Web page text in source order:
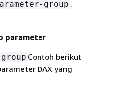
group .
parameter
Contoh berikut
DAX yang